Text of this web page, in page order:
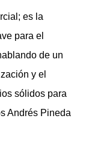
es la
para el
de un
y el
sólidos para
Andrés Pineda